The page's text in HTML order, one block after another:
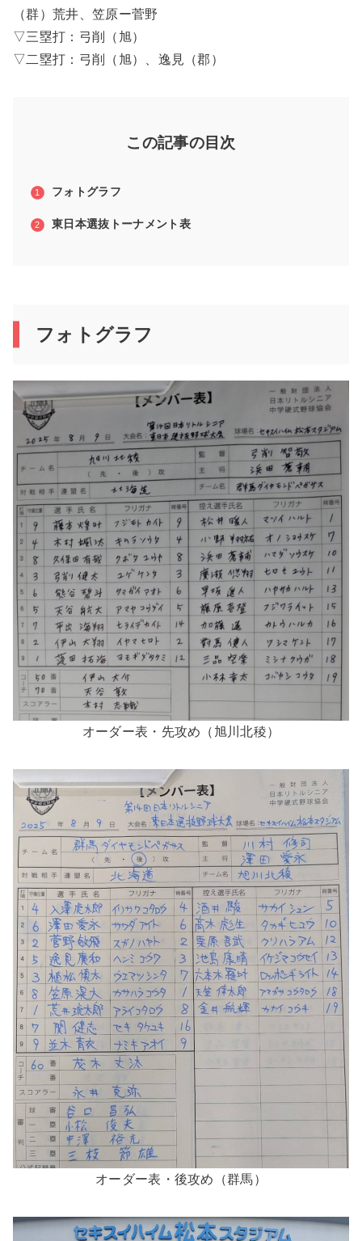
（群）荒井、笠原ー菅野
▽三塁打：弓削（旭）
▽二塁打：弓削（旭）、逸見（郡）
この記事の目次
フォトグラフ
東日本選抜トーナメント表
フォトグラフ
オーダー表・先攻め（旭川北稜）
オーダー表・後攻め（群馬）